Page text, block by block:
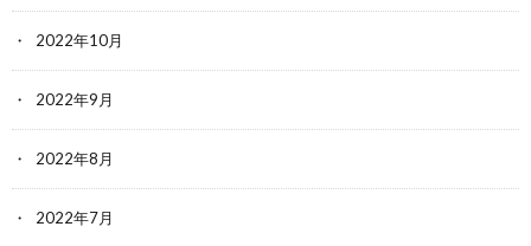
2022年10月
2022年9月
2022年8月
2022年7月